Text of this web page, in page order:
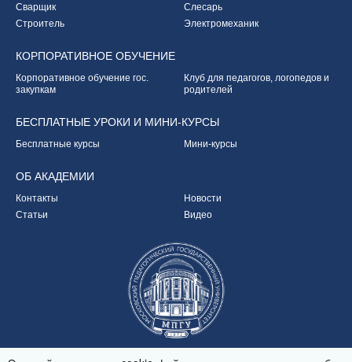
Сварщик
Слесарь
Строитель
Электромеханик
КОРПОРАТИВНОЕ ОБУЧЕНИЕ
Корпоративное обучение гос.
закупкам
Клуб для педагогов, логопедов и
родителей
БЕСПЛАТНЫЕ УРОКИ И МИНИ-КУРСЫ
Бесплатные курсы Мини-курсы
ОБ АКАДЕМИИ
Контакты
Новости
Статьи
Видео